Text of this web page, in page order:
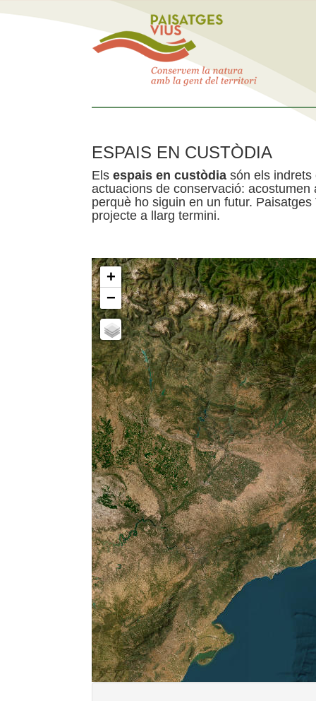
ESPAIS EN CUSTÒDIA
Els espais en custòdia són els indrets
actuacions de conservació:
perquè ho siguin en un futur.
projecte a llarg termini.
+
−